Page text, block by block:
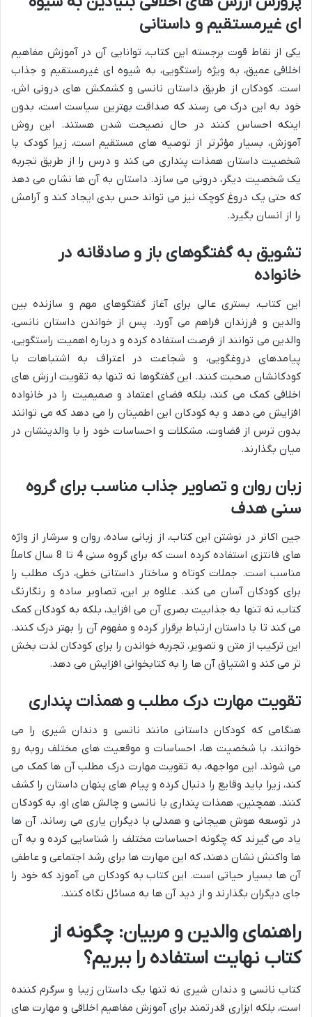
ای غیرمستقیم و داستانی
یکی از نقاط قوت برجسته این کتاب، توانایی آن در آموزش مفاهیم
اخلاقی عمیق، به ویژه راستگویی، به شیوه ای غیرمستقیم و جذاب
است. کودکان از طریق داستان نانسی و کشمکش های درونی اش،
خود به این درک می رسند که صداقت بهترین سیاست است، بدون
اینکه احساس کنند در حال نصیحت شدن هستند. این روش
آموزش، بسیار مؤثرتر از توصیه های مستقیم است، زیرا کودک با
شخصیت داستان همذات پنداری می کند و درس را از طریق تجربه
یک شخصیت دیگر، درونی می سازد. داستان به آن ها نشان می دهد
که حتی یک دروغ کوچک نیز می تواند حس بدی ایجاد کند و آرامش
را از انسان بگیرد.
تشویق به گفتگوهای باز و صادقانه در
خانواده
این کتاب، بستری عالی برای آغاز گفتگوهای مهم و سازنده بین
والدین و فرزندان فراهم می آورد. پس از خواندن داستان نانسی،
والدین می توانند از فرصت استفاده کرده و درباره اهمیت راستگویی،
پیامدهای دروغگویی، و شجاعت در اعتراف به اشتباهات با
کودکانشان صحبت کنند. این گفتگوها نه تنها به تقویت ارزش های
اخلاقی کمک می کند، بلکه فضای اعتماد و صمیمیت را در خانواده
افزایش می دهد و به کودکان این اطمینان را می دهد که می توانند
بدون ترس از قضاوت، مشکلات و احساسات خود را با والدینشان در
میان بگذارند.
زبان روان و تصاویر جذاب مناسب برای گروه
سنی هدف
جین اکانر در نوشتن این کتاب، از زبانی ساده، روان و سرشار از واژه
های فانتزی استفاده کرده است که برای گروه سنی 4 تا 8 سال کاملاً
مناسب است. جملات کوتاه و ساختار داستانی خطی، درک مطلب را
برای کودکان آسان می کند. علاوه بر این، تصاویر ساده و رنگارنگ
کتاب، نه تنها به جذابیت بصری آن می افزاید، بلکه به کودکان کمک
می کند تا با داستان ارتباط برقرار کرده و مفهوم آن را بهتر درک کنند.
این ترکیب از متن و تصویر، تجربه خواندن را برای کودکان لذت بخش
تر می کند و اشتیاق آن ها را به کتابخوانی افزایش می دهد.
تقویت مهارت درک مطلب و همذات پنداری
هنگامی که کودکان داستانی مانند نانسی و دندان شیری را می
خوانند، با شخصیت ها، احساسات و موقعیت های مختلف روبه رو
می شوند. این مواجهه، به تقویت مهارت درک مطلب آن ها کمک می
کند، زیرا باید وقایع را دنبال کرده و پیام های پنهان داستان را کشف
کنند. همچنین، همذات پنداری با نانسی و چالش های او، به کودکان
در توسعه هوش هیجانی و همدلی با دیگران یاری می رساند. آن ها
یاد می گیرند که چگونه احساسات مختلف را شناسایی کرده و به آن
ها واکنش نشان دهند، که این مهارت ها برای رشد اجتماعی و عاطفی
آن ها بسیار حیاتی است. این کتاب به کودکان می آموزد که خود را
جای دیگران بگذارند و از دید آن ها به مسائل نگاه کنند.
راهنمای والدین و مربیان: چگونه از
کتاب نهایت استفاده را ببریم؟
کتاب نانسی و دندان شیری نه تنها یک داستان زیبا و سرگرم کننده
است، بلکه ابزاری قدرتمند برای آموزش مفاهیم اخلاقی و مهارت های